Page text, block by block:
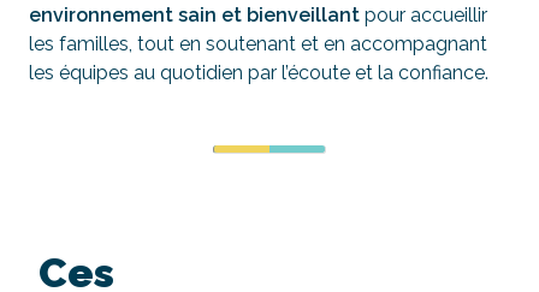
environnement sain et bienveillant pour accueillir
les familles, tout en soutenant et en accompagnant
les équipes au quotidien par l’écoute et la confiance.
Ces